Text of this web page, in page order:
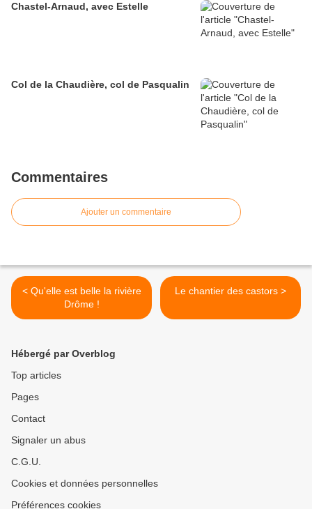
Chastel-Arnaud, avec Estelle
Col de la Chaudière, col de Pasqualin
Commentaires
Ajouter un commentaire
< Qu'elle est belle la rivière
Drôme !
Le chantier des castors >
Hébergé par Overblog
Top articles
Pages
Contact
Signaler un abus
C.G.U.
Cookies et données personnelles
Préférences cookies